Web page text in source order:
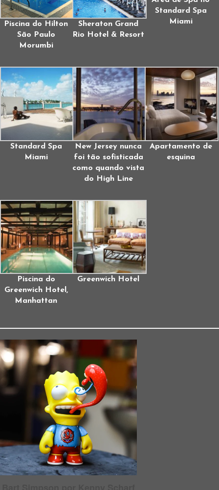
Piscina do Hilton
São Paulo
Morumbi
Sheraton Grand
Rio Hotel & Resort
Standard Spa
Miami
Standard Spa
Miami
New Jersey nunca
foi tão sofisticada
como quando vista
do High Line
Apartamento de
esquina
Piscina do
Greenwich Hotel,
Manhattan
Greenwich Hotel